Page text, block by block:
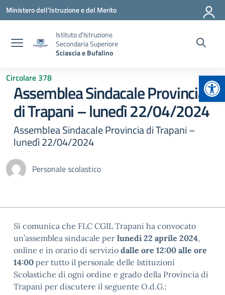
Vai ai contenuti
Vai al menu di navigazione
Vai al footer
Ministero dell'Istruzione e del Merito
Istituto d'Istruzione
Secondaria Superiore
Sciascia e Bufalino
Circolare 378
Assemblea Sindacale Provincia
di Trapani – lunedì 22/04/2024
Assemblea Sindacale Provincia di Trapani –
lunedì 22/04/2024
Personale scolastico
Si comunica che FLC CGIL Trapani ha convocato
un’assemblea sindacale per lunedì 22 aprile 2024,
online e in orario di servizio dalle ore 12:00 alle ore
14:00 per tutto il personale delle Istituzioni
Scolastiche di ogni ordine e grado della Provincia di
Trapani per discutere il seguente O.d.G.: